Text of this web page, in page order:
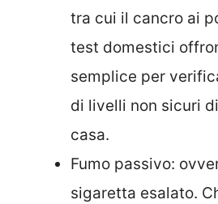
tra cui il cancro ai
test domestici
semplice per
di livelli non sicuri
casa.
Fumo passivo:
sigaretta esalato.